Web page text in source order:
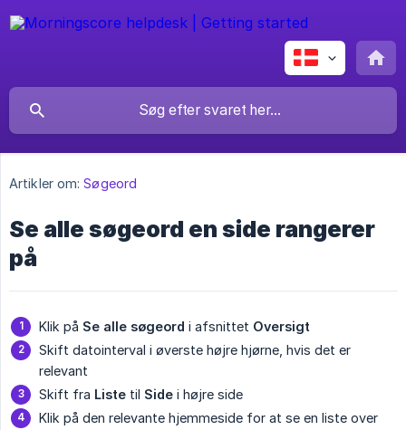
Artikler om: Søgeord
Se alle søgeord en side rangerer
på
Klik på Se alle søgeord i afsnittet Oversigt
Skift datointerval i øverste højre hjørne, hvis det er
relevant
Skift fra Liste til Side i højre side
Klik på den relevante hjemmeside for at se en liste over